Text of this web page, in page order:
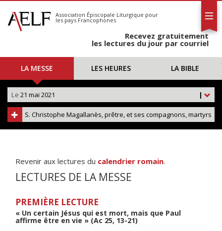
S'abonner
Calendrier
Association Épiscopale Liturgique pour
les pays Francophones
Recevez gratuitement
les lectures du jour par courriel
LA MESSE LES HEURES LA BIBLE
|
Le 21 mai 2021
S. Christophe Magallanès, prêtre, et ses compagnons, martyrs
Revenir aux lectures du calendrier romain.
LECTURES DE LA MESSE
PREMIÈRE LECTURE
« Un certain Jésus qui est mort, mais que Paul
affirme être en vie » (Ac 25, 13-21)